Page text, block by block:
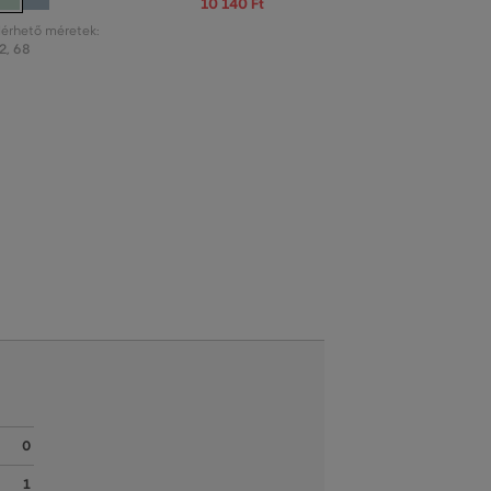
10 140 Ft
méretek:
, 68
0
1